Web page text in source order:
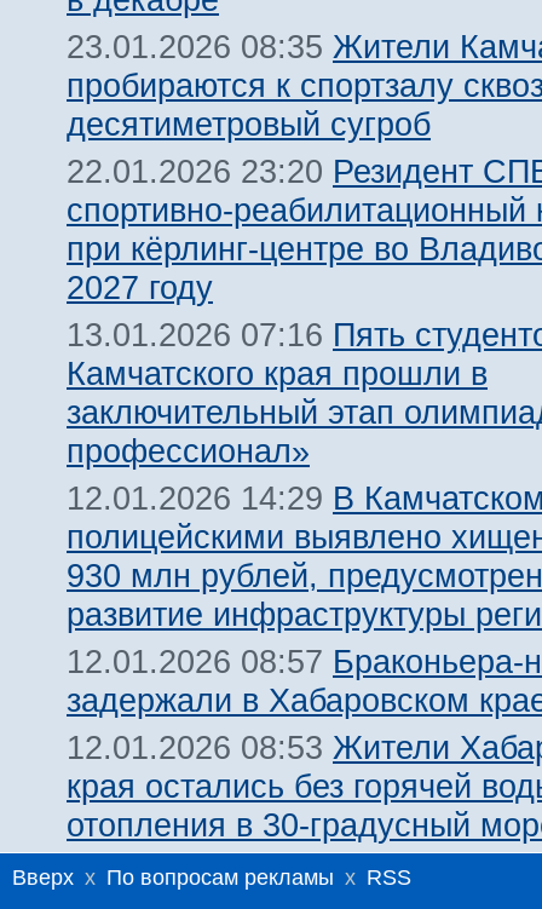
23.01.2026 08:35 Жители
пробираются к спортзалу
десятиметровый сугроб
22.01.2026 23:20 Резидент
спортивно-реабилитационный
при кёрлинг-центре во
2027 году
13.01.2026 07:16 Пять
Камчатского края прошли в
заключительный этап
профессионал»
12.01.2026 14:29 В
полицейскими выявлено
930 млн рублей,
развитие инфраструктуры
12.01.2026 08:57 Браконьера-
задержали в Хабаровском
12.01.2026 08:53 Жители
края остались без горячей
отопления в 30-градусный
Вверх x По вопросам рекламы x RSS